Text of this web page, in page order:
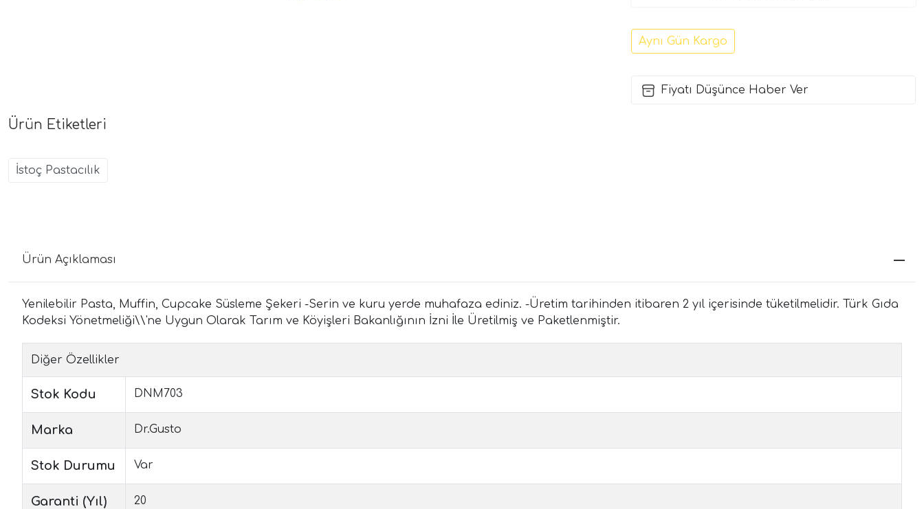
Aynı Gün Kargo
Fiyatı Düşünce Haber Ver
Ürün Etiketleri
İstoç Pastacılık
Ürün Açıklaması
Yenilebilir Pasta, Muffin, Cupcake Süsleme Şekeri -Serin ve kuru yerde muhafaza ediniz. -Üretim tarihinden itibaren 2 yıl içerisinde tüketilmelidir. Türk Gıda
Kodeksi Yönetmeliği\\'ne Uygun Olarak Tarım ve Köyişleri Bakanlığının İzni İle Üretilmiş ve Paketlenmiştir.
Diğer Özellikler
Stok Kodu DNM703
Marka Dr.Gusto
Stok Durumu Var
Garanti (Yıl) 20